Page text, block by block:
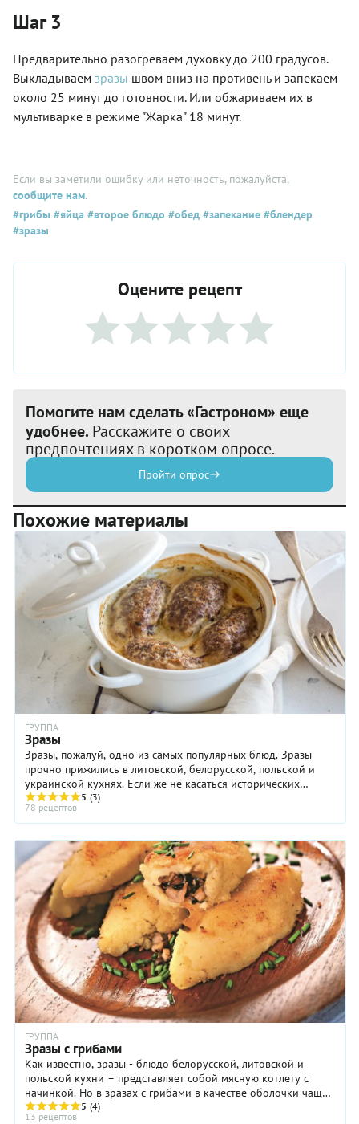
Шаг 3
Предварительно разогреваем духовку до 200 градусов.
Выкладываем зразы швом вниз на противень и запекаем
около 25 минут до готовности. Или обжариваем их в
мультиварке в режиме "Жарка" 18 минут.
Если вы заметили ошибку или неточность, пожалуйста,
сообщите нам.
#грибы #яйца #второе блюдо #обед #запекание #блендер
#зразы
Оцените рецепт
Помогите нам сделать «Гастроном» еще
удобнее. Расскажите о своих
предпочтениях в коротком опросе.
Пройти опрос
Похожие материалы
ГРУППА
Зразы
Зразы, пожалуй, одно из самых популярных блюд. Зразы
прочно прижились в литовской, белорусской, польской и
украинской кухнях. Если же не касаться исторических
аспектов, то зразы — это котлеты из мяса ...
5 (3)
78 рецептов
ГРУППА
Зразы с грибами
Как известно, зразы - блюдо белорусской, литовской и
польской кухни – представляет собой мясную котлету с
начинкой. Но в зразах с грибами в качестве оболочки чаще
всего используется размятый картофель ...
5 (4)
13 рецептов